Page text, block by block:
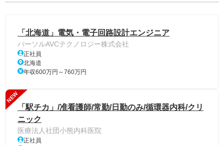
「北海道」電気・電子回路設計エンジニア
パーソルAVCテクノロジー株式会社
正社員
北海道
年収600万円～760万円
NEW
「駅チカ」/准看護師/常勤/日勤のみ/循環器内科/クリ
ニック
医療法人社団小熊内科医院
正社員